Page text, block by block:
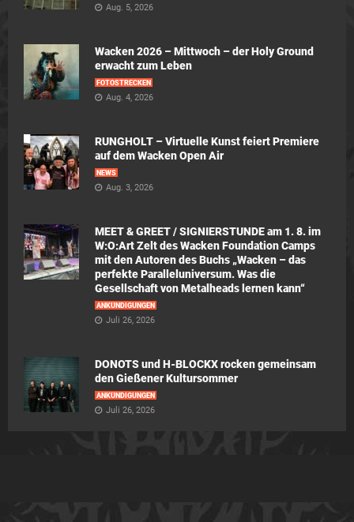
Aug. 5, 2026
Wacken 2026 – Mittwoch – der Holy Ground
erwacht zum Leben
FOTOSTRECKEN
Aug. 4, 2026
RUNGHOLT – Virtuelle Kunst feiert Premiere
auf dem Wacken Open Air
NEWS
Aug. 3, 2026
MEET & GREET / SIGNIERSTUNDE am 1. 8. im
W:O:Art Zelt des Wacken Foundation Camps
mit den Autoren des Buchs „Wacken – das
perfekte Paralleluniversum. Was die
Gesellschaft von Metalheads lernen kann“
ANKÜNDIGUNGEN
Juli 26, 2026
DONOTS und H-BLOCKX rocken gemeinsam
den Gießener Kultursommer
ANKÜNDIGUNGEN
Juli 26, 2026